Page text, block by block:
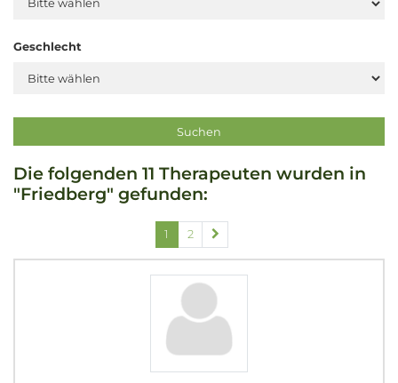
Geschlecht
Die folgenden 11 Therapeuten wurden in
"Friedberg" gefunden:
1 2